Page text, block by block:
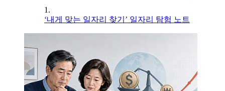
1.
‘내게 맞는 일자리 찾기’ 일자리 탐험 노트